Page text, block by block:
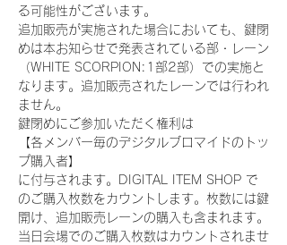
る可能性がございます。
追加販売が実施された場合においても、鍵閉
めは本お知らせで発表されている部・レーン
（WHITE SCORPION:1部2部）での実施と
なります。追加販売されたレーンでは行われ
ません。
鍵閉めにご参加いただく権利は
【各メンバー毎のデジタルブロマイドのトッ
プ購入者】
に付与されます。DIGITAL ITEM SHOP で
のご購入枚数をカウントします。枚数には鍵
開け、追加販売レーンの購入も含まれます。
当日会場でのご購入枚数はカウントされませ